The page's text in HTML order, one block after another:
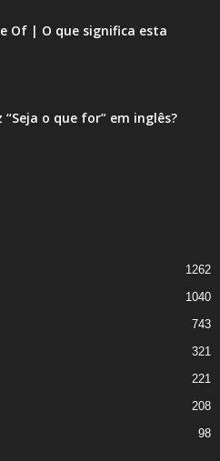
Of | O que significa esta
“Seja o que for” em inglês?
1262
1040
743
321
221
208
98